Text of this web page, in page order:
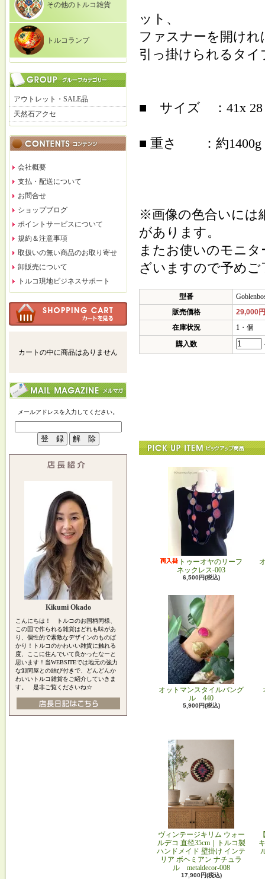
その他のトルコ雑貨
トルコランプ
アウトレット・SALE品
天然石アクセ
会社概要
支払・配送について
お問合せ
ショップブログ
ポイントサービスについて
規約＆注意事項
取扱いの無い商品のお取り寄せ
卸販売について
トルコ現地ビジネスサポート
カートの中に商品はありません
メールアドレスを入力してください。
Kikumi Okado
こんにちは！ トルコのお国柄同様、
この国で作られる雑貨はどれも味があ
り、個性的で素敵なデザインのものば
かり！トルコのかわいい雑貨に触れる
度、ここに住んでいて良かったなーと
思います！当WEBSITEでは地元の強力
な卸問屋との結び付きで、どんどんか
わいいトルコ雑貨をご紹介していきま
す。 是非ご覧くださいね☆
ット、
ファスナーを開け
引っ掛けられるタ
■ サイズ ：41x 28
■ 重さ ：約1400g
※画像の色合いには
があります。
またお使いのモニ
ざいますので予め
型番
販売価格
29,000
在庫状況
1・個
購入数
トゥーオヤのリーフ
ネックレス-003
6,500円(税込)
オットマンスタイルバング
ル 440
5,900円(税込)
ヴィンテージキリム ウォー
ルデコ 直径35cm｜トルコ製
ハンドメイド 壁掛け インテ
リア ボヘミアン ナチュラ
ル metaldecor-008
17,900円(税込)